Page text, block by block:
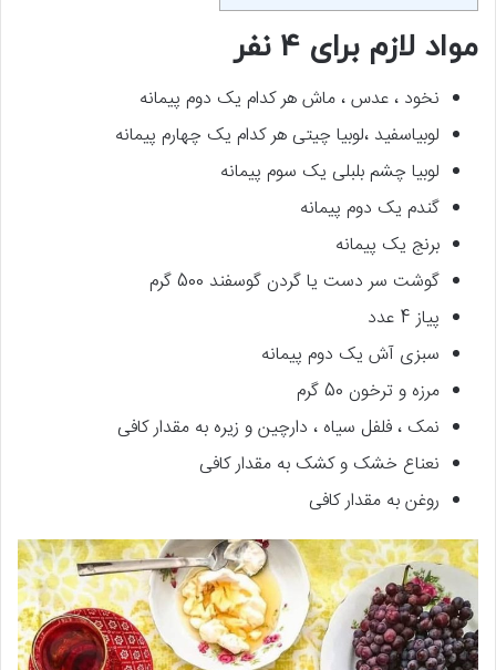
مواد لازم برای ۴ نفر
نخود ، عدس ، ماش هر کدام یک دوم پیمانه
لوبیاسفید ،‌لوبیا چیتی هر کدام یک چهارم پیمانه
لوبیا چشم بلبلی یک سوم پیمانه
گندم یک دوم پیمانه
برنج یک پیمانه
گوشت سر دست یا گردن گوسفند 500 گرم
پیاز 4 عدد
سبزی آش یک دوم پیمانه
مرزه و ترخون 50 گرم
نمک ، فلفل سیاه ، دارچین و زیره به مقدار کافی
نعناع خشک و کشک به مقدار کافی
روغن به مقدار کافی